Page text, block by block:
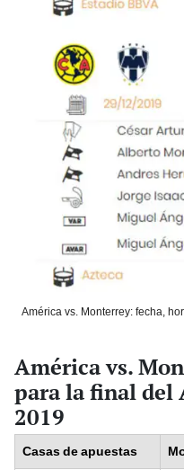
América vs. Monterrey: fecha,
América vs.
para la final del
2019
Casas de apuestas